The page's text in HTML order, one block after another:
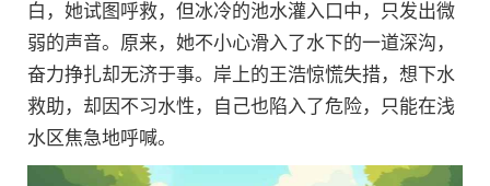
白，她试图呼救，但冰冷的池水灌入口中，只发出微
弱的声音。原来，她不小心滑入了水下的一道深沟，
奋力挣扎却无济于事。岸上的王浩惊慌失措，想下水
救助，却因不习水性，自己也陷入了危险，只能在浅
水区焦急地呼喊。